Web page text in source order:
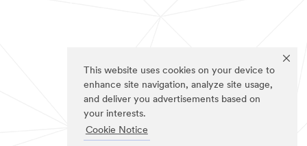
This website uses cookies on your device to
enhance site navigation, analyze site usage,
and deliver you advertisements based on
your interests.
Cookie Notice